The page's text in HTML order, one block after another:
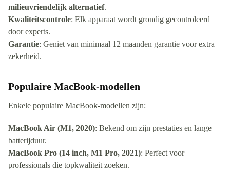
milieuvriendelijk alternatief.
Kwaliteitscontrole: Elk apparaat wordt grondig gecontroleerd
door experts.
Garantie: Geniet van minimaal 12 maanden garantie voor extra
zekerheid.
Populaire MacBook-modellen
Enkele populaire MacBook-modellen zijn:
MacBook Air (M1, 2020): Bekend om zijn prestaties en lange
batterijduur.
MacBook Pro (14 inch, M1 Pro, 2021): Perfect voor
professionals die topkwaliteit zoeken.